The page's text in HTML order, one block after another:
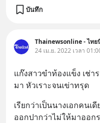
บันทึก
Thainewsonline - ไทย
24 เม.ย. 2022 เวลา
แก๊งสาวขำท้องแข็ง เช่า
มา หัวเราะจนเข่าทรุด
เรียกว่าเป็นนางเอกคน
ออกปากว่าไม่ให้มาออก